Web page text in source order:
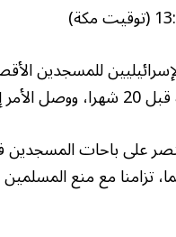
مكة)
للمسجدين
الإبراهيمي.
على باحات
مع منع